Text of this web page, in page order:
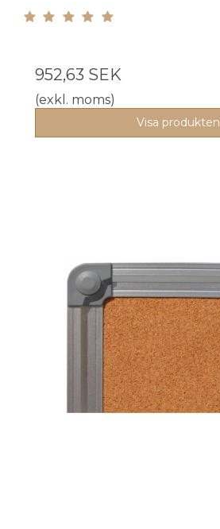
952,63 SEK
(exkl. moms)
Visa produkten